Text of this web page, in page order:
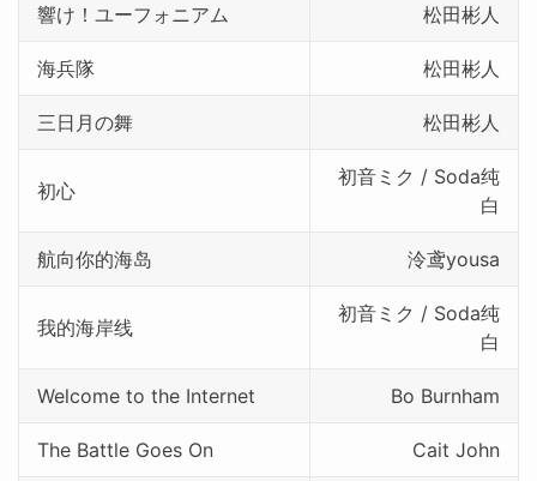
響け！ユーフォニアム 松田彬人
海兵隊 松田彬人
三日月の舞 松田彬人
初心
初音ミク / Soda纯
白
航向你的海岛 泠鸢yousa
我的海岸线
初音ミク / Soda纯
白
Welcome to the Internet Bo Burnham
The Battle Goes On Cait John